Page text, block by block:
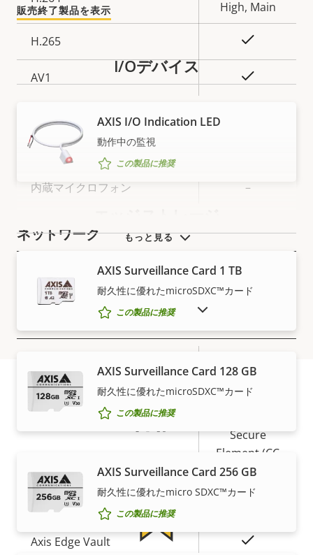
テ
ィ
の
説
明
パ
テ
値
High, Main
H.265
AV1
パ
の
明
ロ
音声サポート
内蔵マイクロフォン –
ネットワーク
プ
テ
説
明
プ
パ
値
PoE Class
ロ
パ
テ
ィ
説
明
プ
ロ
テ
値
セキュアブート
Secure keystore
Secure
Element (CC
EAL6+, FIPS
140-3 Level
Axis Edge Vault
販売終了製品を表示
もっと見る
I/Oデバイス
AXIS I/O Indication LED
動作中の監視
この製品に推奨
AXIS Surveillance Card 1 TB
耐久性に優れたmicroSDXC™カード
この製品に推奨
AXIS Surveillance Card 128 GB
耐久性に優れたmicroSDXC™カード
この製品に推奨
AXIS Surveillance Card 256 GB
耐久性に優れたmicro SDXC™カード
この製品に推奨
販売終了製品を表示
保証